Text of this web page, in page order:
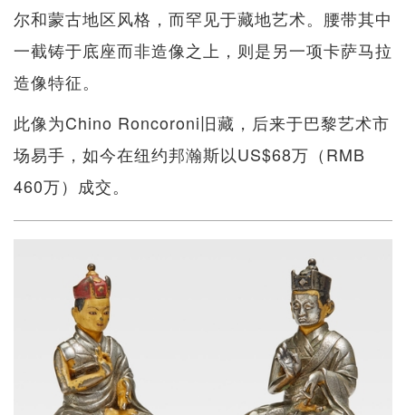
尔和蒙古地区风格，而罕见于藏地艺术。腰带其中
一截铸于底座而非造像之上，则是另一项卡萨马拉
造像特征。
此像为Chino Roncoroni旧藏，后来于巴黎艺术市
场易手，如今在纽约邦瀚斯以US$68万（RMB
460万）成交。